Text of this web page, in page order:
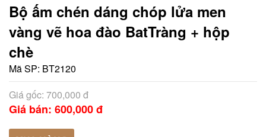
Bộ ấm chén dáng chóp lửa men
vàng vẽ hoa đào BatTràng + hộp
chè
Mã SP: BT2120
Giá gốc: 700,000 đ
Giá bán: 600,000 đ